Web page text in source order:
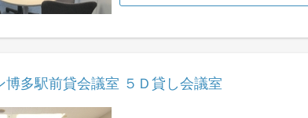
博多駅前貸会議室 ５Ｄ貸し会議室